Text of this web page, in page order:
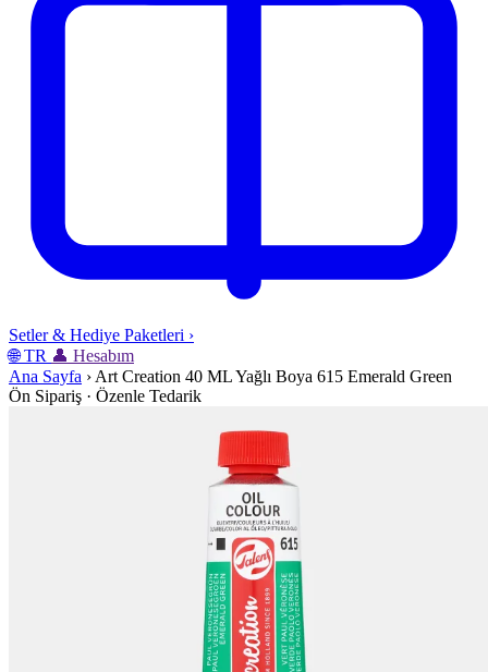
Setler & Hediye Paketleri ›
🌐 TR 👤 Hesabım
Ana Sayfa › Art Creation 40 ML Yağlı Boya 615 Emerald Green
Ön Sipariş · Özenle Tedarik